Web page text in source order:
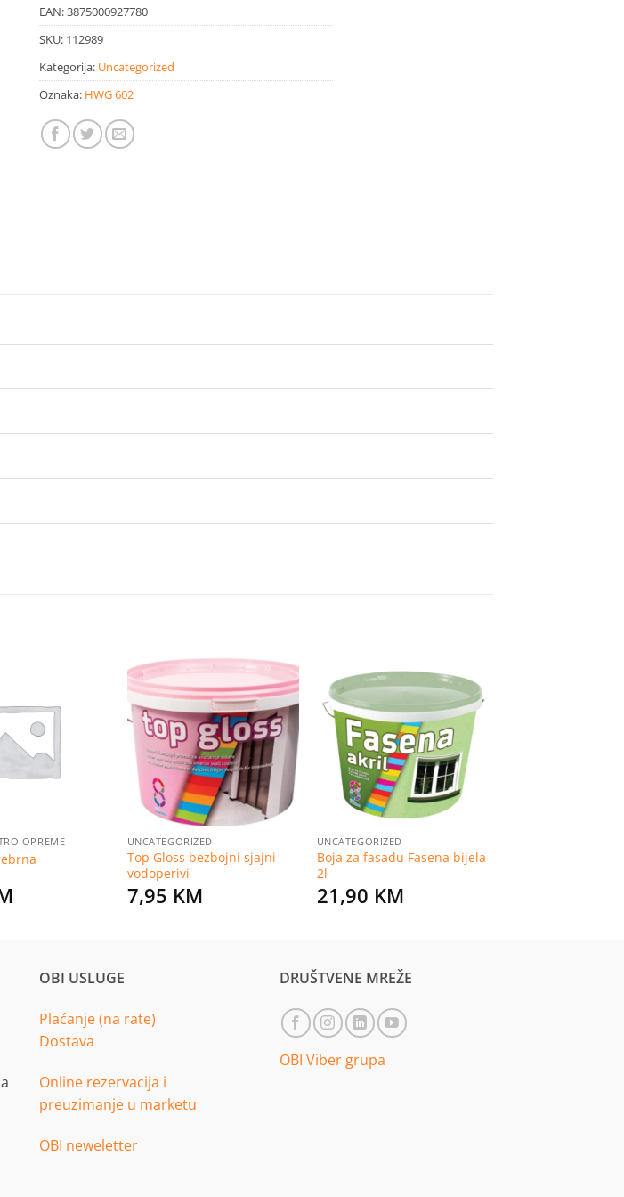
EAN:3875000927780
SKU: 112989
Kategorija: Uncategorized
Oznaka: HWG 602
OPREME
Dodaj
na
listu
želja
UNCATEGORIZED
Top Gloss bezbojni sjajni
vodoperivi
7,95 KM
Dodaj
na
listu
želja
UNCATEGORIZED
Boja za fasadu Fasena bijela
2l
21,90 KM
OBI USLUGE
Plaćanje (na rate)
Dostava
Online rezervacija i
preuzimanje u marketu
OBI neweletter
DRUŠTVENE MREŽE
OBI Viber grupa